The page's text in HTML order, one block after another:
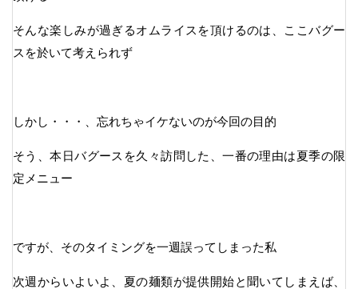
そんな楽しみが過ぎるオムライスを頂けるのは、ここバグー
スを於いて考えられず
しかし・・・、忘れちゃイケないのが今回の目的
そう、本日バグースを久々訪問した、一番の理由は夏季の限
定メニュー
ですが、そのタイミングを一週誤ってしまった私
次週からいよいよ、夏の麺類が提供開始と聞いてしまえば、